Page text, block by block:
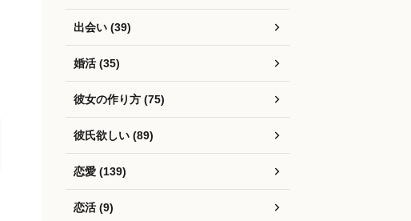
出会い (39)
婚活 (35)
彼女の作り方 (75)
彼氏欲しい (89)
恋愛 (139)
恋活 (9)